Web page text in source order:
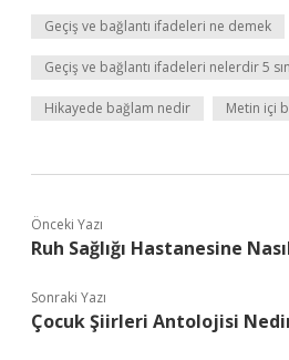
Geçiş ve bağlantı ifadeleri ne demek
Geçiş ve bağlantı ifadeleri nelerdir 5
Hikayede bağlam nedir Metin içi
Önceki Yazı
Ruh Sağlığı Hastanesine
Sonraki Yazı
Çocuk Şiirleri Antolojisi